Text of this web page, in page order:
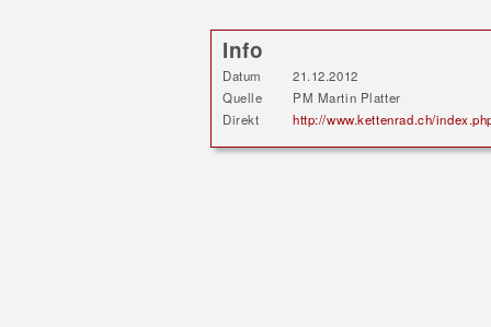
Info
Datum
21.12.2012
Quelle
PM Martin Platter
Direkt
http://www.kettenrad.ch/